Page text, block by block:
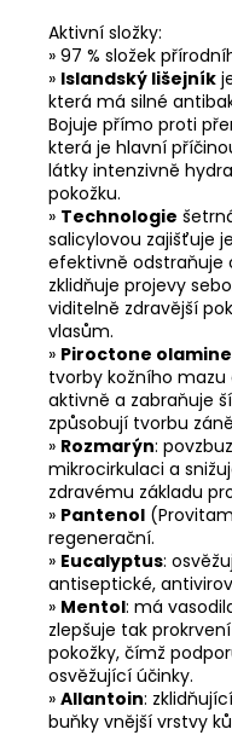
Aktivní složky:
» 97 % složek
» Islandský lišejník
která má silné
Bojuje přímo proti
která je hlavní
látky intenzivně
pokožku.
» Technologie
salicylovou zajišťuje
efektivně odstraňuje
zklidňuje projevy
viditelně zdravější
vlasům.
» Piroctone olamine
tvorby kožního
aktivně a zabraňuje
způsobují tvorbu
» Rozmarýn:
mikrocirkulaci a
zdravému základu
» Pantenol
regenerační.
» Eucalyptus:
antiseptické,
» Mentol: má
zlepšuje tak
pokožky, čímž
osvěžující účinky.
» Allantoin:
buňky vnější vrstvy